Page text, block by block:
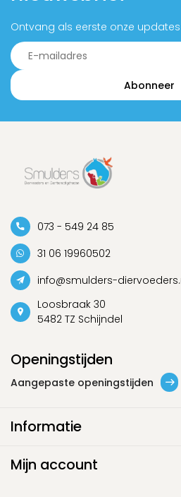
Ontvang als eerste onze
Abonneer
073 - 549 24 85
31 06 19960502
info@smulders-
Loosbraak 30
5482 TZ Schijndel
Openingstijden
Aangepaste openingstijden
Informatie
Mijn account